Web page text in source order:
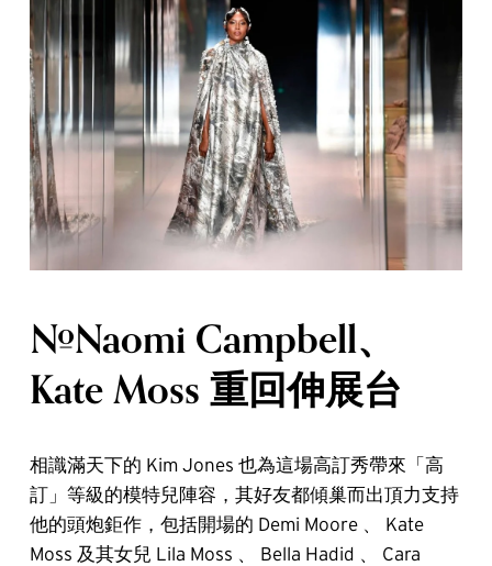
#Naomi Campbell、
Kate Moss 重回伸展台
相識滿天下的 Kim Jones 也為這場高訂秀帶來「高
訂」等級的模特兒陣容，其好友都傾巢而出頂力支持
他的頭炮鉅作，包括開場的 Demi Moore 、 Kate
Moss 及其女兒 Lila Moss 、 Bella Hadid 、 Cara